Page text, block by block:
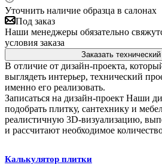
Уточнить наличие образца в салонах
Под заказ
Наши менеджеры обязательно
условия заказа
Заказать
В отличие от дизайн-проекта,
выглядеть интерьер, технический
именно его реализовать.
Записаться на дизайн-проект Наши
подобрать плитку, сантехнику и
реалистичную 3D-визуализацию,
и рассчитают необходимое
Калькулятор плитки